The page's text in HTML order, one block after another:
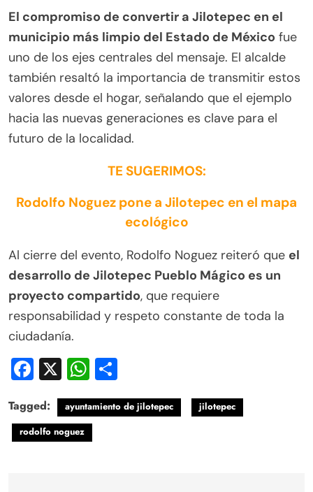
El compromiso de convertir a Jilotepec en el
municipio más limpio del Estado de México fue
uno de los ejes centrales del mensaje. El alcalde
también resaltó la importancia de transmitir estos
valores desde el hogar, señalando que el ejemplo
hacia las nuevas generaciones es clave para el
futuro de la localidad.
TE SUGERIMOS:
Rodolfo Noguez pone a Jilotepec en el mapa
ecológico
Al cierre del evento, Rodolfo Noguez reiteró que el
desarrollo de Jilotepec Pueblo Mágico es un
proyecto compartido, que requiere
responsabilidad y respeto constante de toda la
ciudadanía.
Facebook
X WhatsApp
Tagged: ayuntamiento de jilotepec
jilotepec
rodolfo noguez